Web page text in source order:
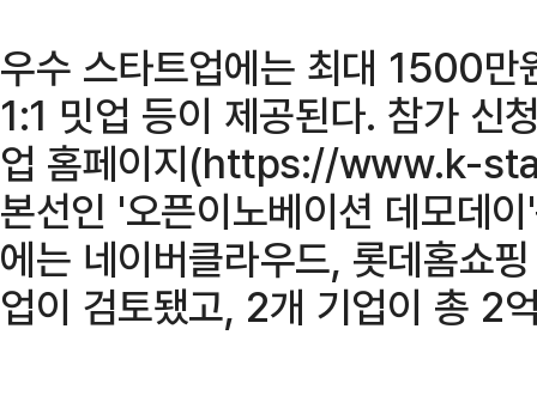
우수 스타트업에는 최대 1500만
1:1 밋업 등이 제공된다. 참가
업 홈페이지(https://www.k-
본선인 '오픈이노베이션 데모데
에는 네이버클라우드, 롯데홈쇼
업이 검토됐고, 2개 기업이 총 2